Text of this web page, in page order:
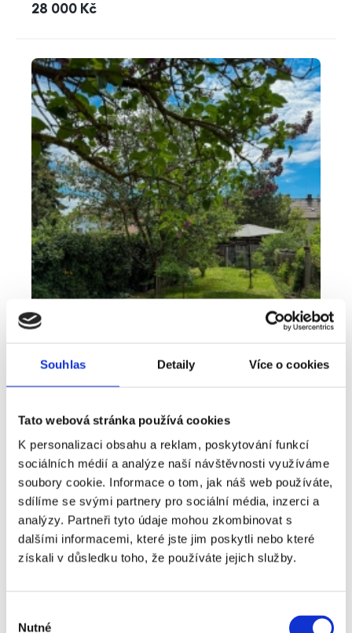
Souhlas Detaily Více o cookies
Tato webová stránka používá cookies
K personalizaci obsahu a reklam, poskytování funkcí
sociálních médií a analýze naší návštěvnosti využíváme
soubory cookie. Informace o tom, jak náš web používáte,
sdílíme se svými partnery pro sociální média, inzerci a
analýzy. Partneři tyto údaje mohou zkombinovat s
dalšími informacemi, které jste jim poskytli nebo které
získali v důsledku toho, že používáte jejich služby.
Nutné
cena
28 000 Kč
Bydlení, které nabízí víc než běžný byt -
pronájem 2+kk 41 m², Plzeň - Lobzy
Typ nabídky
Pronájem
Typ nemovitosti
Byt
rozměry
dispozice
cena
14 000